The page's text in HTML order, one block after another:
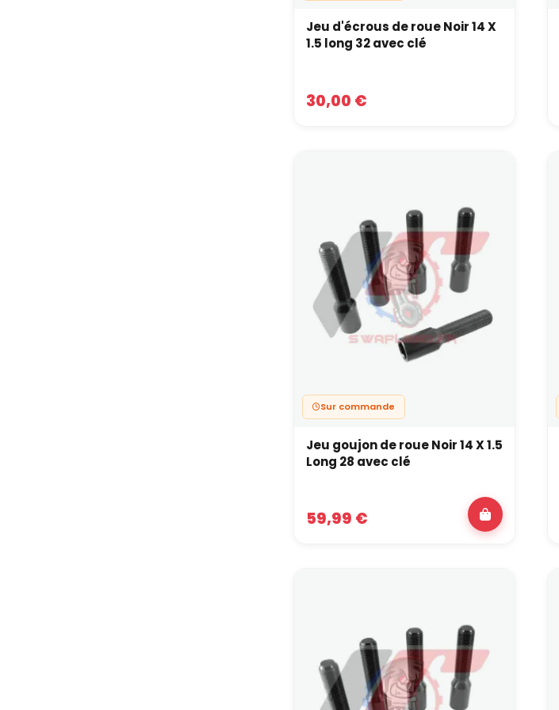
Jeu d'écrous de roue Noir 14 X
1.5 long 32 avec clé
30,00 €
Sur commande
Jeu goujon de roue Noir 14 X 1.5
Long 28 avec clé
59,99 €